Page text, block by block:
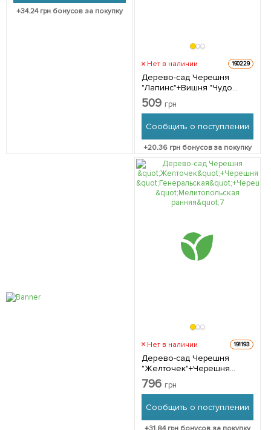
+34.24грн бонусов за покупку
Нет в наличии 190229
Дерево-сад Черешня
"Лапинс"+Вишня "Чудо
509 грн
Сообщить о поступлении
+20.36грн бонусов за покупку
Нет в наличии 191193
Дерево-сад Черешня
"Желточек"+Черешня
"Генеральская"+Черешня
"Мелитопольская ранняя" 1
796 грн
Сообщить о поступлении